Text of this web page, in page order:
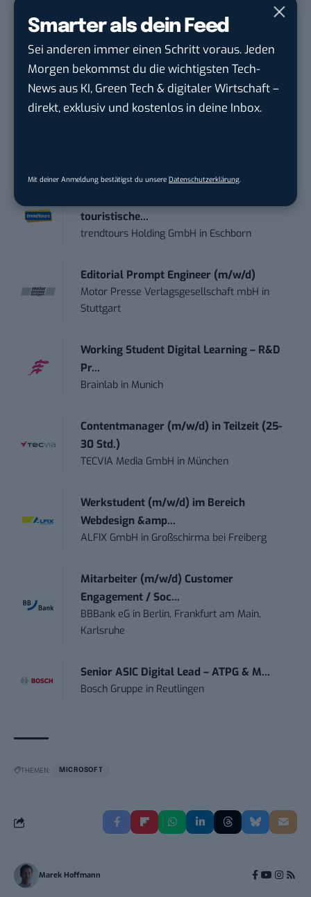
Smarter als dein Feed
Sei anderen immer einen Schritt voraus. Jeden
Morgen bekommst du die wichtigsten Tech-
News aus KI, Green Tech & digitaler Wirtschaft –
direkt, exklusiv und kostenlos in deine Inbox.
Mit deiner Anmeldung bestätigst du unsere Datenschutzerklärung.
Tag UPDATE, unser Tech-Briefing mit den
wichtigsten News des Tages – und sichern sich
damit ihren Vorsprung.
Hier kannst du dich
kostenlos anmelden.
STELLENANZEIGEN
touristische...
trendtours Holding GmbH in Eschborn
Editorial Prompt Engineer (m/w/d)
Motor Presse Verlagsgesellschaft mbH in
Stuttgart
Working Student Digital Learning – R&D
Pr...
Brainlab in Munich
Contentmanager (m/w/d) in Teilzeit (25-
30 Std.)
TECVIA Media GmbH in München
Werkstudent (m/w/d) im Bereich
Webdesign &amp...
ALFIX GmbH in Großschirma bei Freiberg
Mitarbeiter (m/w/d) Customer
Engagement / Soc...
BBBank eG in Berlin, Frankfurt am Main,
Karlsruhe
Senior ASIC Digital Lead – ATPG & M...
Bosch Gruppe in Reutlingen
THEMEN: MICROSOFT
Marek Hoffmann